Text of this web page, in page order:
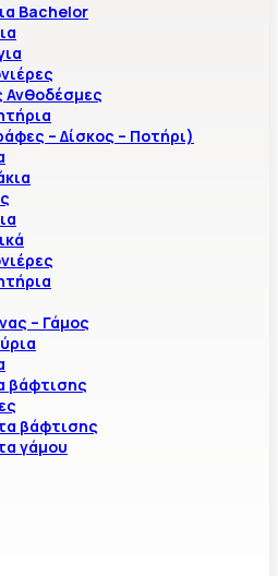
Bachelor
Ανθοδέσμες
– Δίσκος – Ποτήρι)
– Γάμος
βάφτισης
βάφτισης
γάμου